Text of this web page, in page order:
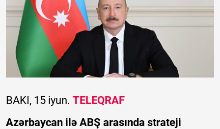
BAKI, 15 iyun. TELEQRAF
Azərbaycan ilə ABŞ arasında strateji